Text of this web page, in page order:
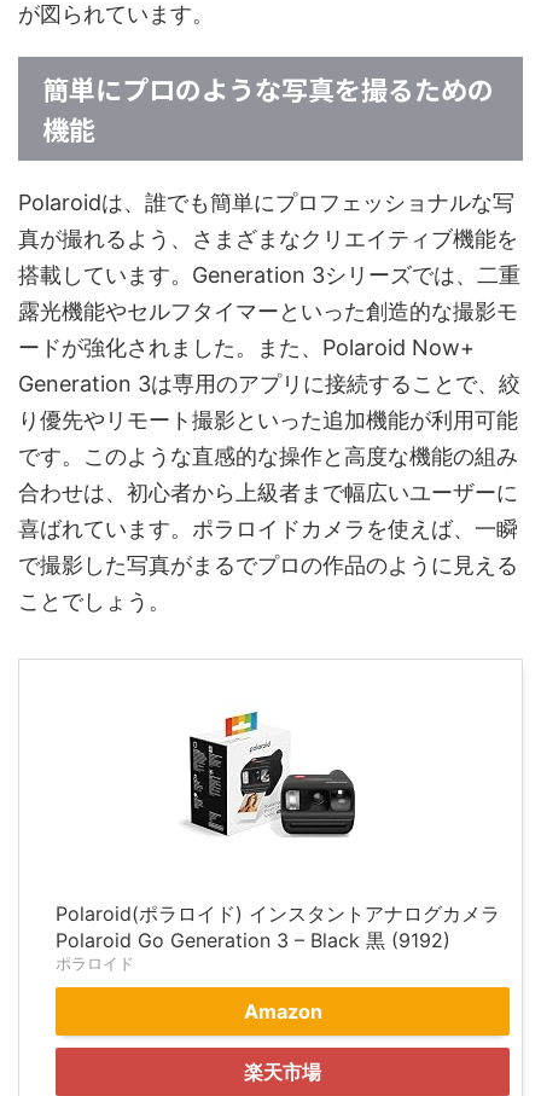
が図られています。
簡単にプロのような写真を撮るための
機能
Polaroidは、誰でも簡単にプロフェッショナルな写
真が撮れるよう、さまざまなクリエイティブ機能を
搭載しています。Generation 3シリーズでは、二重
露光機能やセルフタイマーといった創造的な撮影モ
ードが強化されました。また、Polaroid Now+
Generation 3は専用のアプリに接続することで、絞
り優先やリモート撮影といった追加機能が利用可能
です。このような直感的な操作と高度な機能の組み
合わせは、初心者から上級者まで幅広いユーザーに
喜ばれています。ポラロイドカメラを使えば、一瞬
で撮影した写真がまるでプロの作品のように見える
ことでしょう。
Polaroid(ポラロイド) インスタントアナログカメラ
Polaroid Go Generation 3 – Black 黒 (9192)
ポラロイド
Amazon
楽天市場